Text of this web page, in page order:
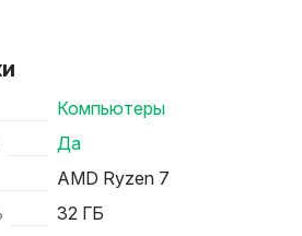
Компьютеры
Да
AMD Ryzen 7
32 ГБ